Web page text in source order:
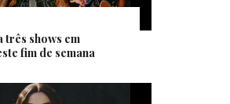
três shows em
fim de semana